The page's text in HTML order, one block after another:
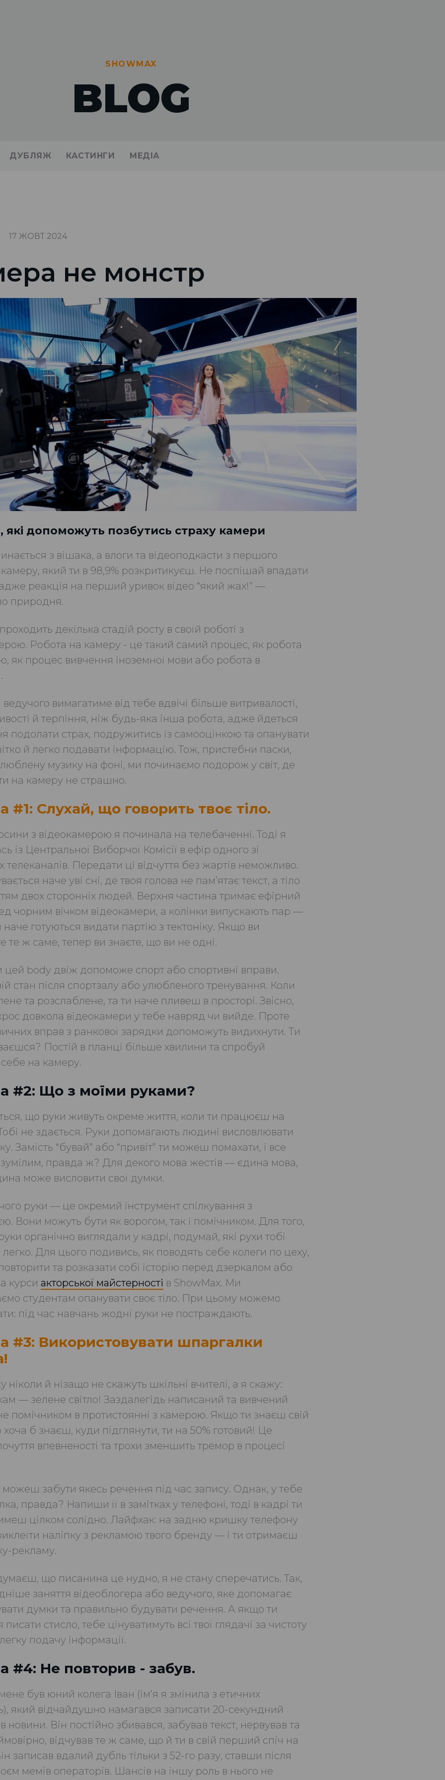
SHOWMAX
BLOG
ДУБЛЯЖ КАСТИНГИ МЕДIА
17 ЖОВТ 2024
не монстр
які допоможуть позбутись страху камери
з вішака, а влоги та відеоподкасти з першого
який ти в 98,9% розкритикуєш. Не поспішай впадати
реакція на перший уривок відео “який жах!” —
природня.
декілька стадій росту в своїй роботі з
Робота на камеру - це такий самий процес, як робота
як процес вивчення іноземної мови або робота в
ведучого вимагатиме від тебе вдвічі більше витривалості,
й терпіння, ніж будь-яка інша робота, адже йдеться
подолати страх, подружитись із самооцінкою та опанувати
й легко подавати інформацію. Тож, пристебни паски,
музику на фоні, ми починаємо подорож у світ, де
на камеру не страшно.
#1: Слухай, що говорить твоє тіло.
з відеокамерою я починала на телебаченні. Тоді я
із Центральної Виборчої Комісії в ефір одного зі
телеканалів. Передати ці відчуття без жартів неможливо.
наче уві сні, де твоя голова не памʼятає текст, а тіло
двох сторонніх людей. Верхня частина тримає ефірний
чорним вічком відеокамери, а колінки випускають пар —
наче готуються видати партію з тектоніку. Якщо ви
те ж саме, тепер ви знаєте, що ви не одні.
цей body двіж допоможе спорт або спортивні вправи.
стан після спортзалу або улюбленого тренування. Коли
та розслаблене, та ти наче пливеш в просторі. Звісно,
довкола відеокамери у тебе навряд чи вийде. Проте
вправ з ранкової зарядки допоможуть видихнути. Ти
Постій в планці більше хвилини та спробуй
себе на камеру.
#2: Що з моїми руками?
що руки живуть окреме життя, коли ти працюєш на
не здається. Руки допомагають людині висловлювати
Замість “бувай” або “привіт” ти можеш помахати, і все
правда ж? Для декого мова жестів — єдина мова,
може висловити свої думки.
руки — це окремий інструмент спілкування з
Вони можуть бути як ворогом, так і помічником. Для того,
органічно виглядали у кадрі, подумай, які рухи тобі
Для цього подивись, як поводять себе колеги по цеху,
та розказати собі історію перед дзеркалом або
курси акторської майстерності в ShowMax. Ми
студентам опанувати своє тіло. При цьому можемо
під час навчань жодні руки не постраждають.
#3: Використовувати шпаргалки
ніколи й нізащо не скажуть шкільні вчителі, а я скажу:
— зелене світло! Заздалегідь написаний та вивчений
помічником в протистоянні з камерою. Якщо ти знаєш свій
хоча б знаєш, куди підглянути, ти на 50% готовий! Це
впевненості та трохи зменшить тремор в процесі
можеш забути якесь речення під час запису. Однак, у тебе
правда? Напиши її в замітках у телефоні, тоді в кадрі ти
цілком солідно. Лайфхак: на задню кришку телефону
наліпку з рекламою твого бренду — і ти отримаєш
рекламу.
що писанина це нудно, я не стану сперечатись. Так,
заняття відеоблогера або ведучого, яке допомагає
думки та правильно будувати речення. А якщо ти
стисло, тебе цінуватимуть всі твої глядачі за чистоту
подачу інформації.
#4: Не повторив - забув.
був юний колега Іван (ім’я я змінила з етичних
який відчайдушно намагався записати 20-секундний
новини. Він постійно збивався, забував текст, нервував та
відчував те ж саме, що й ти в свій перший спіч на
записав вдалий дубль тільки з 52-го разу, ставши після
мемів операторів. Шансів на іншу роль в нього не